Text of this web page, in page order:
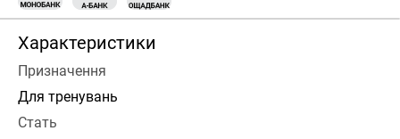
Характеристики
Призначення
Для тренувань
Стать